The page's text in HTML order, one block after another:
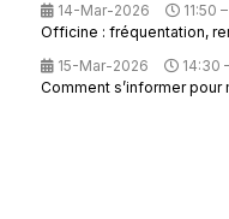
14-Mar-2026
11:50
Officine : fréquentation,
15-Mar-2026
14:30
Comment s’informer